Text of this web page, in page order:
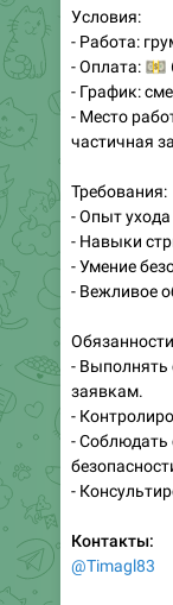
Условия:
- Работа:
- Оплата:
- График:
- Место
частичная
Требования:
- Опыт
- Навыки
- Умение
- Вежливое
- Выполнять
заявкам.
-
- Соблюдать
-
Контакты:
@Timagl83